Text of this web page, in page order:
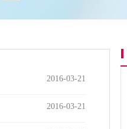
2016-03-21
2016-03-21